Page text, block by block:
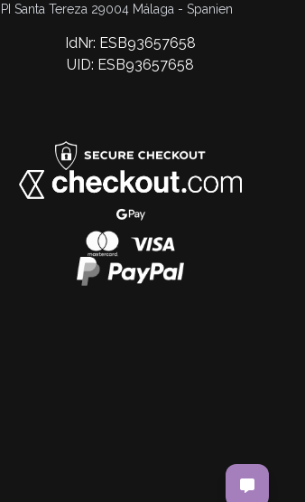
PI Santa Tereza 29004 Málaga - Spanien
IdNr: ESB93657658
UID: ESB93657658